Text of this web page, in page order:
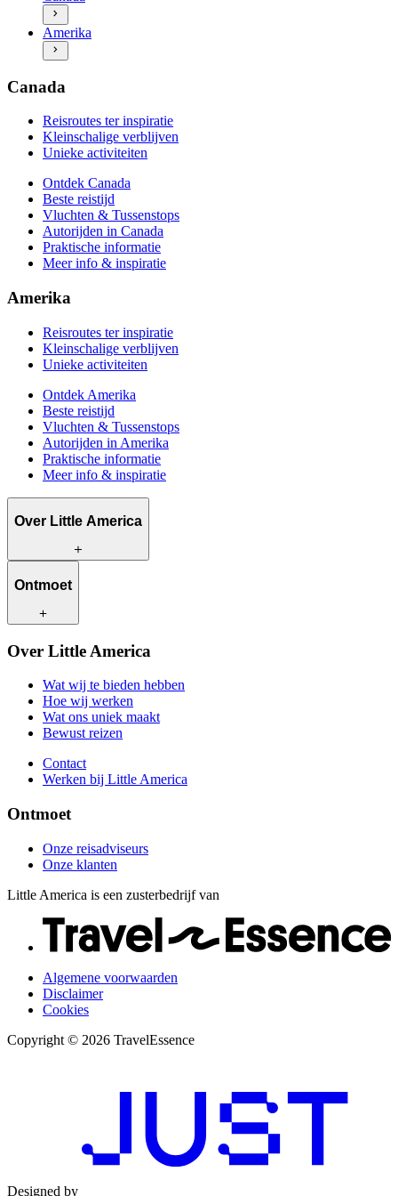
Autorijden in Canada
Praktische informatie
Meer info & inspiratie
Ontdek Amerika
Beste reistijd
Vluchten & Tussenstops
Praktische informatie
Amerika
Canada
Reisroutes ter inspiratie
Kleinschalige verblijven
Unieke activiteiten
Ontdek Canada
Beste reistijd
Vluchten & Tussenstops
Autorijden in Canada
Praktische informatie
Meer info & inspiratie
Amerika
Reisroutes ter inspiratie
Kleinschalige verblijven
Unieke activiteiten
Ontdek Amerika
Beste reistijd
Vluchten & Tussenstops
Autorijden in Amerika
Praktische informatie
Meer info & inspiratie
Over Little America
Wat wij te bieden hebben
Wat ons uniek maakt
Contact
Werken bij Little America
Ontmoet
Onze reisadviseurs
Over Little America
Wat wij te bieden hebben
Hoe wij werken
Wat ons uniek maakt
Bewust reizen
Contact
Werken bij Little America
Ontmoet
Onze reisadviseurs
Onze klanten
Little America is een zusterbedrijf van
Algemene voorwaarden
Disclaimer
Cookies
Copyright © 2026 TravelEssence
Designed by